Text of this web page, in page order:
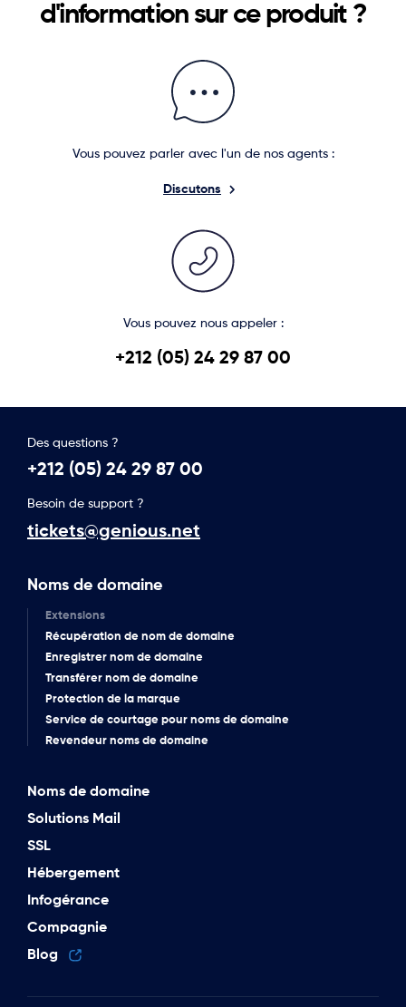
d'information sur ce produit ?
Vous pouvez parler avec l'un de nos agents :
Discutons
Vous pouvez nous appeler :
+212 (05) 24 29 87 00
Des questions ?
+212 (05) 24 29 87 00
Besoin de support ?
tickets@genious.net
Noms de domaine
Extensions
Récupération de nom de domaine
Enregistrer nom de domaine
Transférer nom de domaine
Protection de la marque
Service de courtage pour noms de domaine
Revendeur noms de domaine
Noms de domaine
Solutions Mail
SSL
Hébergement
Infogérance
Compagnie
Blog